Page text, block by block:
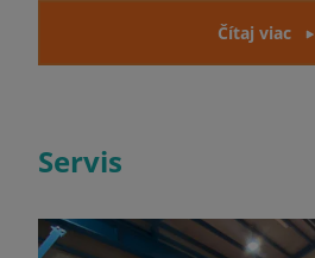
Čítaj viac
Servis